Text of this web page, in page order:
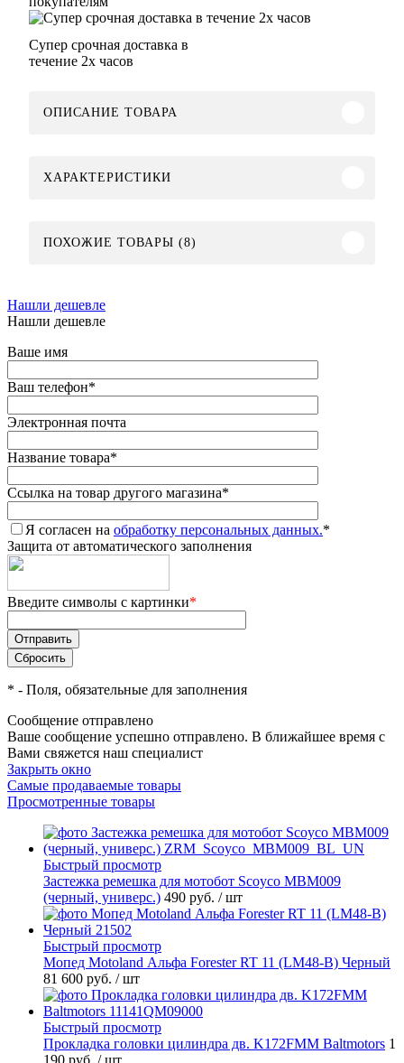
Супер срочная доставка в
течение 2х часов
ОПИСАНИЕ ТОВАРА
ХАРАКТЕРИСТИКИ
ПОХОЖИЕ ТОВАРЫ (8)
Нашли дешевле
Нашли дешевле
Ваше имя
Ваш телефон*
Электронная почта
Название товара*
Ссылка на товар другого магазина*
Я согласен на обработку персональных данных.*
Защита от автоматического заполнения
Введите символы с картинки*
* - Поля, обязательные для заполнения
Сообщение отправлено
Ваше сообщение успешно отправлено. В ближайшее время с
Вами свяжется наш специалист
Закрыть окно
Самые продаваемые товары
Просмотренные товары
Быстрый просмотр
Застежка ремешка для мотобот Scoyco MBM009
(черный, универс.) 490 руб. / шт
Быстрый просмотр
Мопед Motoland Альфа Forester RT 11 (LM48-B) Черный
81 600 руб. / шт
Быстрый просмотр
Прокладка головки цилиндра дв. K172FMM Baltmotors 1